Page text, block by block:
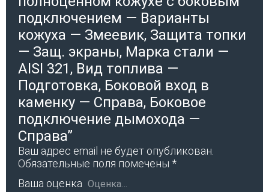
подключением — Варианты
кожуха — Змеевик, Защита топки
— Защ. экраны, Марка стали —
AISI 321, Вид топлива —
Подготовка, Боковой вход в
каменку — Справа, Боковое
подключение дымохода —
Справа”
Ваш адрес email не будет опубликован.
Обязательные поля помечены *
Ваша оценка